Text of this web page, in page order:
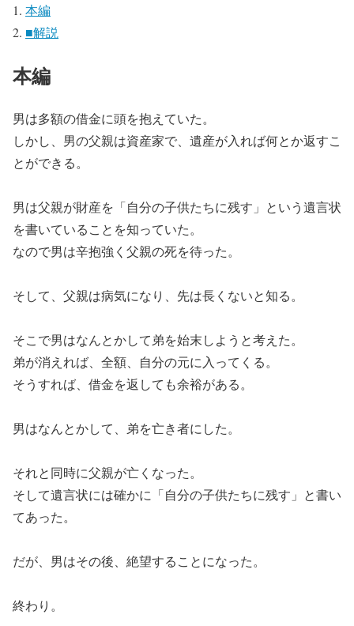
本編
■解説
本編
男は多額の借金に頭を抱えていた。
しかし、男の父親は資産家で、遺産が入れば何とか返すこ
とができる。
男は父親が財産を「自分の子供たちに残す」という遺言状
を書いていることを知っていた。
なので男は辛抱強く父親の死を待った。
そして、父親は病気になり、先は長くないと知る。
そこで男はなんとかして弟を始末しようと考えた。
弟が消えれば、全額、自分の元に入ってくる。
そうすれば、借金を返しても余裕がある。
男はなんとかして、弟を亡き者にした。
それと同時に父親が亡くなった。
そして遺言状には確かに「自分の子供たちに残す」と書い
てあった。
だが、男はその後、絶望することになった。
終わり。